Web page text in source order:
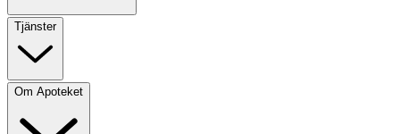
Tjänster
Om Apoteket